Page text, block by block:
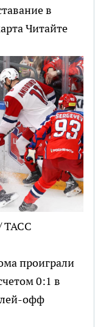
в
Читайте
ТАСС
проиграли
0:1 в
офф